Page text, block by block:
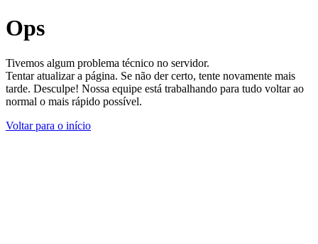
Ops
Tivemos algum problema técnico no servidor.
Tentar atualizar a página. Se não der certo, tente novamente mais
tarde. Desculpe! Nossa equipe está trabalhando para tudo voltar ao
normal o mais rápido possível.
Voltar para o início